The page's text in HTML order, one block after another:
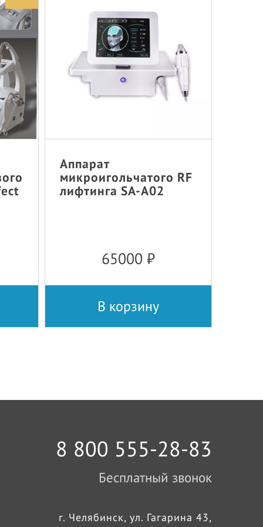
Аппарат
микроигольчатого RF
лифтинга SA-A02
65000 ₽
В корзину
8 800 555-28-83
Бесплатный звонок
г. Челябинск, ул. Гагарина 43,